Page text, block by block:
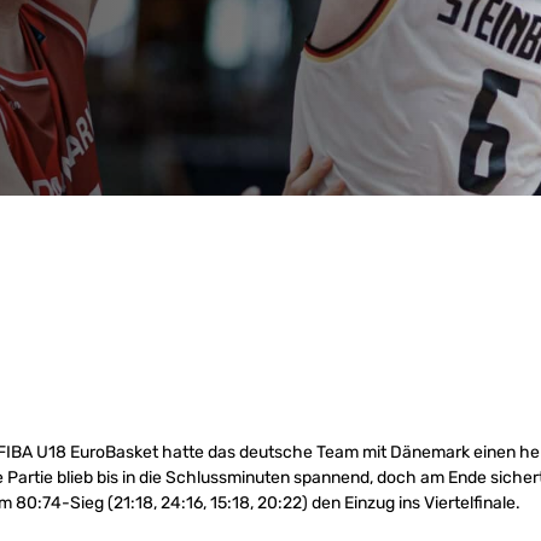
U18 EuroBasket hatte das deutsche Team mit Dänemark einen
Partie blieb bis in die Schlussminuten spannend, doch am Ende
80:74-Sieg (21:18, 24:16, 15:18, 20:22) den Einzug ins Viertelfinale.